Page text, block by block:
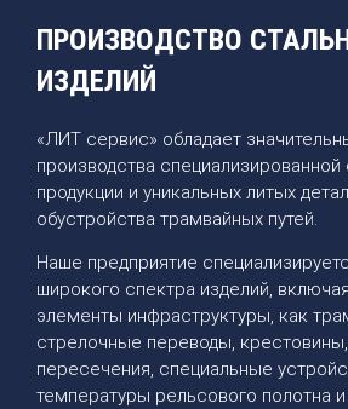
ПРОИЗВОДСТВО
ИЗДЕЛИЙ
«ЛИТ сервис» обладает
производства специализированной
продукции и уникальных литых
обустройства трамвайных путей.
Наше предприятие
широкого спектра изделий,
элементы инфраструктуры, как
стрелочные переводы,
пересечения, специальные
температуры рельсового полотна и